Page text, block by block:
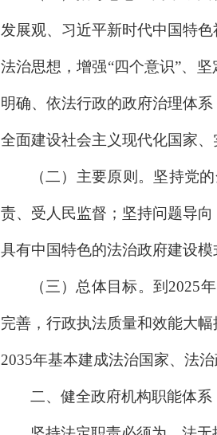
发展观、习近平新时代中国特
法治思想，增强“四个意识”、
明确、依法行政的政府治理体
全面建设社会主义现代化国家
（二）主要原则。坚持党
责、受人民监督；坚持问题导
具有中国特色的法治政府建设
（三）总体目标。到2025
完善，行政执法质量和效能大
2035年基本建成法治国家、法
二、健全政府机构职能体